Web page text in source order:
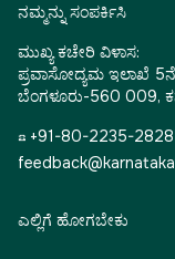
ನಮ್ಮನ್ನು ಸಂಪರ್ಕಿಸಿ
ಮುಖ್ಯ ಕಚೇರಿ ವಿಳಾಸ:
ಪ್ರವಾಸೋದ್ಯಮ ಇಲಾಖೆ
ಬೆಂಗಳೂರು-560 009,
☎ +91-80-2235-2828
ಎಲ್ಲಿಗೆ ಹೋಗಬೇಕು